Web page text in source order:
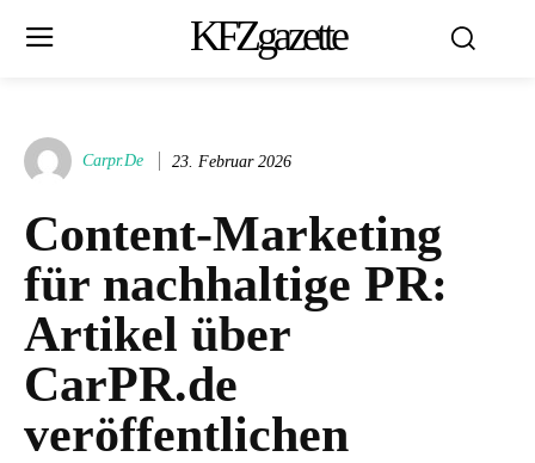
KFZgazette
Carpr.de 23. Februar 2026
Content-Marketing
für nachhaltige PR:
Artikel über
CarPR.de
veröffentlichen